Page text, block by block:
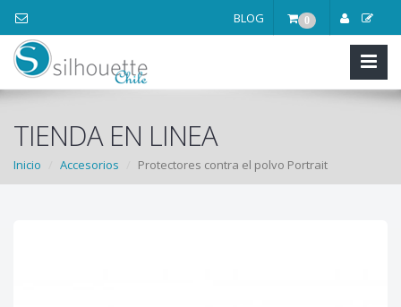
0
BLOG
TIENDA EN LINEA
Inicio Accesorios Protectores contra el polvo Portrait